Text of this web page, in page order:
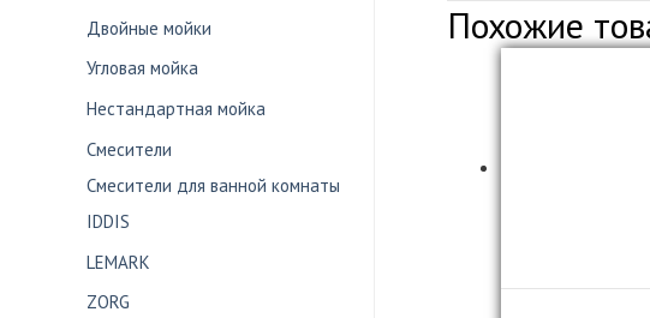
Двойные мойки
Угловая мойка
Нестандартная мойка
Смесители
Смесители для ванной комнаты
IDDIS
LEMARK
ZORG
Похожие